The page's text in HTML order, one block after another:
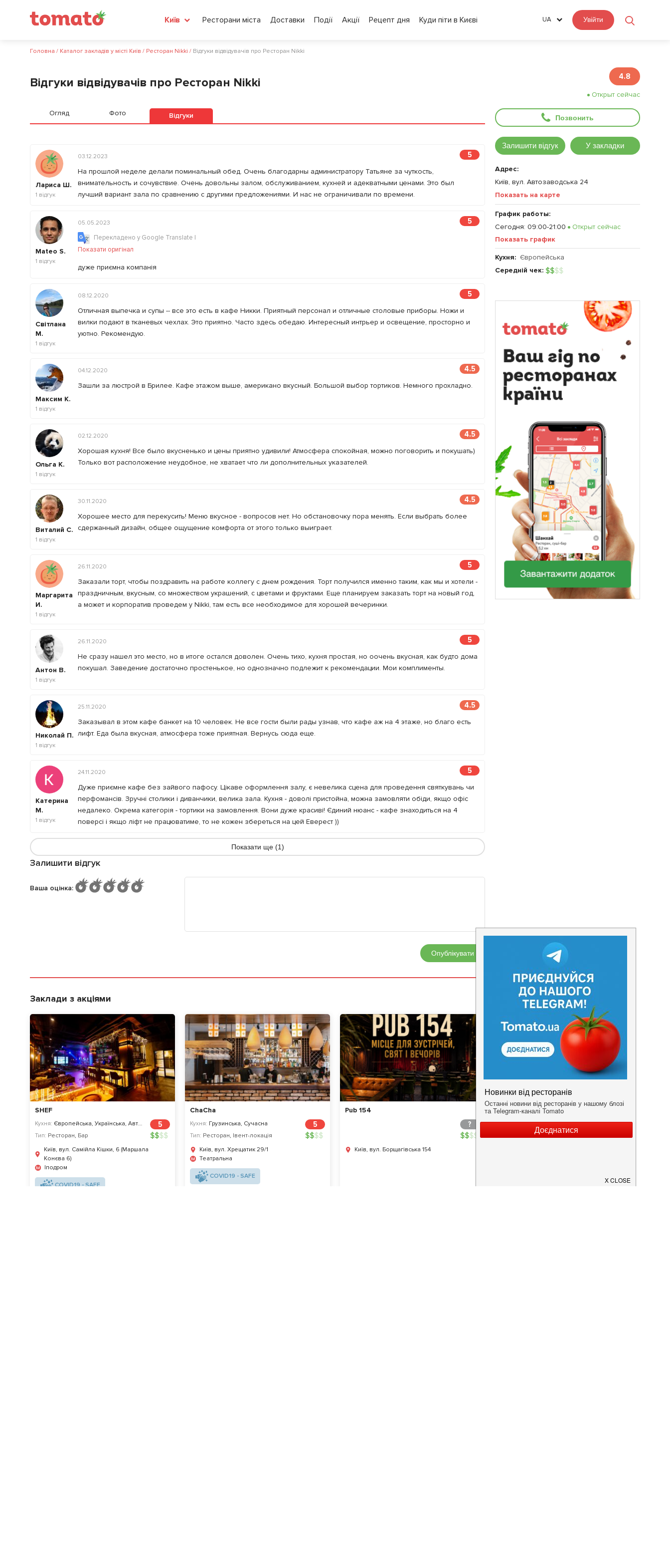
Київ Ресторани міста Доставки Події Акції Рецепт дня Куди піти в Києві UA Увійти
Головна / Каталог закладів у місті Київ / Ресторан Nikki / Відгуки відвідувачів про Ресторан Nikki
Відгуки відвідувачів про Ресторан Nikki 4.8
Открыт сейчас
Позвонить
Залишити відгук У закладки
Адрес:
Київ, вул. Автозаводська 24
Показать на карте
График работы:
Сегодня: 09:00-21:00
Открыт сейчас
Показать график
Кухня: Європейська
Середній чек: $$$$
Огляд Фото Відгуки
Лариса Ш.
1 відгук
5
03.12.2023
На прошлой неделе делали поминальный обед. Очень благодарны администратору Татьяне за чуткость,
внимательность и сочувствие. Очень довольны залом, обслуживанием, кухней и адекватными ценами. Это был
лучший вариант зала по сравнению с другими предложениями. И нас не ограничивали по времени.
Mateo S.
1 відгук
5
05.05.2023
Перекладено у Google Translate |
Показати оригінал
дуже приємна компанія
Світлана
М.
1 відгук
5
08.12.2020
Отличная выпечка и супы -- все это есть в кафе Никки. Приятный персонал и отличные столовые приборы. Ножи и
вилки подают в тканевых чехлах. Это приятно. Часто здесь обедаю. Интересный интрьер и освещение, просторно и
уютно. Рекомендую.
Максим К.
1 відгук
4.5
04.12.2020
Зашли за люстрой в Брилее. Кафе этажом выше, американо вкусный. Большой выбор тортиков. Немного прохладно.
Ольга К.
1 відгук
4.5
02.12.2020
Хорошая кухня! Все было вкусненько и цены приятно удивили! Атмосфера спокойная, можно поговорить и покушать)
Только вот расположение неудобное, не хватает что ли дополнительных указателей.
Виталий С.
1 відгук
4.5
30.11.2020
Хорошее место для перекусить! Меню вкусное - вопросов нет. Но обстановочку пора менять. Если выбрать более
сдержанный дизайн, общее ощущение комфорта от этого только выиграет.
Маргарита
И.
1 відгук
5
26.11.2020
Заказали торт, чтобы поздравить на работе коллегу с днем рождения. Торт получился именно таким, как мы и хотели -
праздничным, вкусным, со множеством украшений, с цветами и фруктами. Еще планируем заказать торт на новый год,
а может и корпоратив проведем у Nikki, там есть все необходимое для хорошей вечеринки.
Антон В.
1 відгук
5
26.11.2020
Не сразу нашел это место, но в итоге остался доволен. Очень тихо, кухня простая, но оочень вкусная, как будто дома
покушал. Заведение достаточно простенькое, но однозначно подлежит к рекомендации. Мои комплименты.
Николай П.
1 відгук
4.5
25.11.2020
Заказывал в этом кафе банкет на 10 человек. Не все гости были рады узнав, что кафе аж на 4 этаже, но благо есть
лифт. Еда была вкусная, атмосфера тоже приятная. Вернусь сюда еще.
Катерина
М.
1 відгук
5
24.11.2020
Дуже приємне кафе без зайвого пафосу. Цікаве оформлення залу, є невелика сцена для проведення святкувань чи
перфомансів. Зручні столики і диванчики, велика зала. Кухня - доволі пристойна, можна замовляти обіди, якщо офіс
недалеко. Окрема категорія - тортики на замовлення. Вони дуже красиві! Єдиний нюанс - кафе знаходиться на 4
поверсі і якщо ліфт не працюватиме, то не кожен збереться на цей Еверест ))
Показати ще (1)
Залишити відгук
Ваша оцінка:
Опублікувати
Заклади з акціями
SHEF
Кухня: Європейська, Українська, Авторська
Тип: Ресторан, Бар
5
$$$$
Київ, вул. Самійла Кішки, 6 (Маршала
Конєва 6)
Іподром
COVID19 - SAFE
ChaCha
Кухня: Грузинська, Сучасна
Тип: Ресторан, Івент-локація
5
$$$$
Київ, вул. Хрещатик 29/1
Театральна
COVID19 - SAFE
Pub 154
?
$$$$
Київ, вул. Борщагівська 154